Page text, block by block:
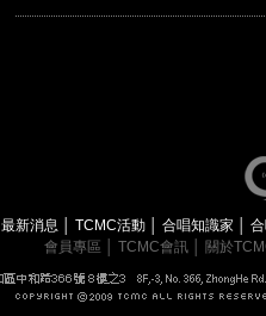
最新消息 TCMC活動 合唱知識家
會員專區
TCMC會訊 關於